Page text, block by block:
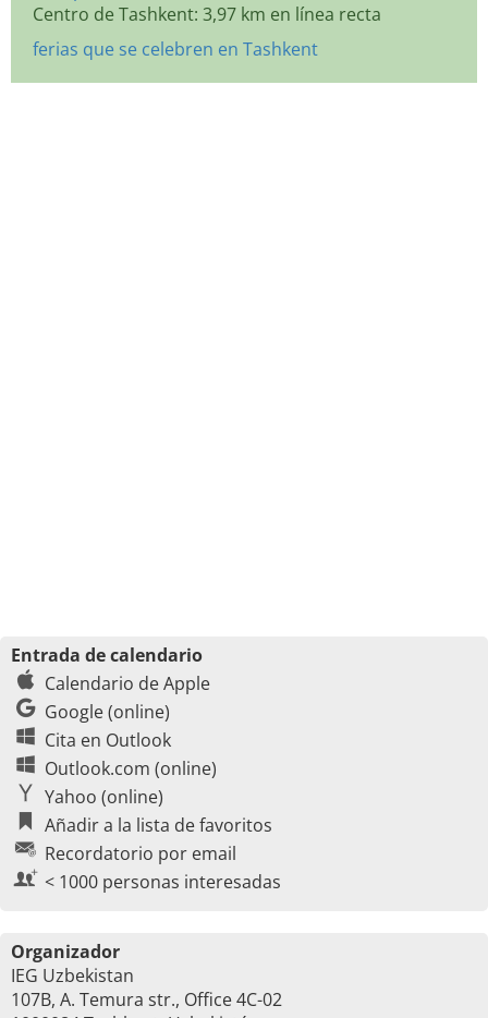
Centro de Tashkent: 3,97 km en línea recta
ferias que se celebren en Tashkent
Entrada de calendario
Calendario de Apple
Google (online)
Cita en Outlook
Outlook.com (online)
Yahoo (online)
Añadir a la lista de favoritos
Recordatorio por email
< 1000 personas interesadas
Organizador
IEG Uzbekistan
107B, A. Temura str., Office 4C-02